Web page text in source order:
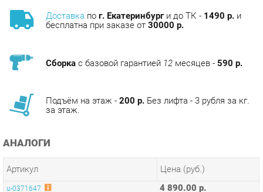
Подъём на этаж - 200 р. Без лифта - 3 рубля за кг.
АНАЛОГИ